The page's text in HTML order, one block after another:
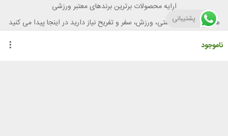
ناموجود
ارایه محصولات برترین برندهای معتبر ورزشی
هر آنچه برای تندرستی، ورزش، سفر و تفریح نیاز دارید در اینجا پیدا می کنید
پشتیبانی